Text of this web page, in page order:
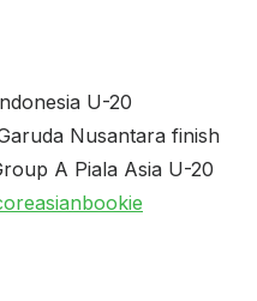
U-20
Nusantara finish
A Piala Asia U-20